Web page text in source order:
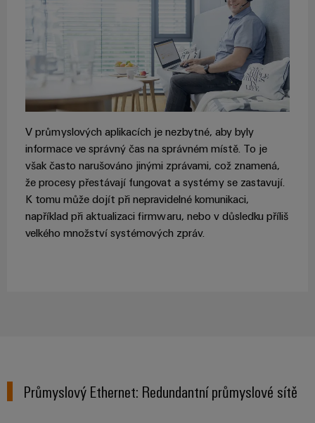
Sestavené
nosné
Upravené
a
skříně
Zákaznický
návrh
kabelu
V průmyslových aplikacích je nezbytné, aby byly
informace ve správný čas na správném místě. To je
však často narušováno jinými zprávami, což znamená,
že procesy přestávají fungovat a systémy se zastavují.
K tomu může dojít při nepravidelné komunikaci,
například při aktualizaci firmwaru, nebo v důsledku příliš
velkého množství systémových zpráv.
Průmyslový Ethernet: Redundantní průmyslové sítě